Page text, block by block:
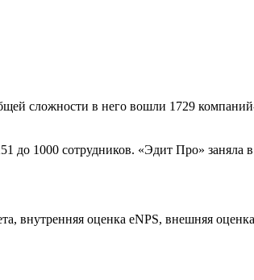
сложности в него вошли 1729
1000 сотрудников. «Эдит Про» заняла
внутренняя оценка eNPS, внешняя